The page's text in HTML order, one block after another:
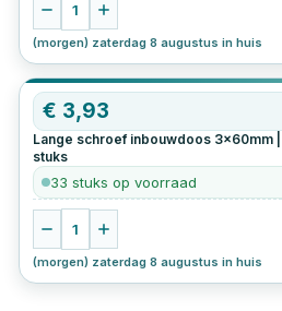
1
(morgen) zaterdag 8 augustus in huis
€ 3,93
Lange schroef inbouwdoos 3x60mm
stuks
33 stuks op voorraad
1
(morgen) zaterdag 8 augustus in huis